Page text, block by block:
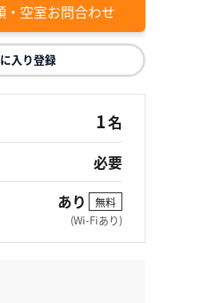
・空室お問合わせ
入り登録
1名
必要
あり
無料
(Wi-Fiあり)